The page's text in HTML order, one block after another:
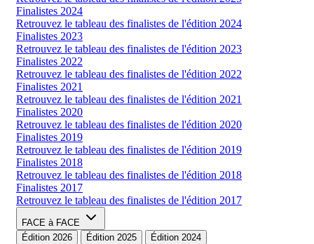
Finalistes 2024
Retrouvez le tableau des finalistes de l'édition 2024
Finalistes 2023
Retrouvez le tableau des finalistes de l'édition 2023
Finalistes 2022
Retrouvez le tableau des finalistes de l'édition 2022
Finalistes 2021
Retrouvez le tableau des finalistes de l'édition 2021
Finalistes 2020
Retrouvez le tableau des finalistes de l'édition 2020
Finalistes 2019
Retrouvez le tableau des finalistes de l'édition 2019
Finalistes 2018
Retrouvez le tableau des finalistes de l'édition 2018
Finalistes 2017
Retrouvez le tableau des finalistes de l'édition 2017
FACE à FACE
Édition 2026
Édition 2025 Édition 2024